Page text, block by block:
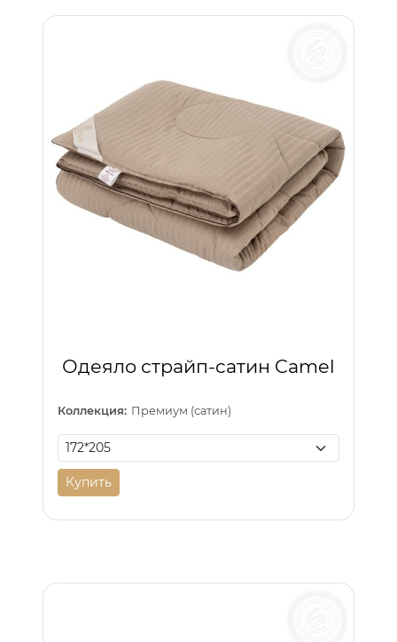
Одеяло страйп-сатин Camel
Коллекция: Премиум (сатин)
Купить